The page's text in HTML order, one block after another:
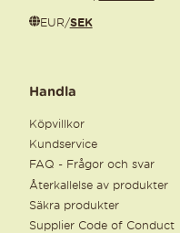
EUR/SEK
Handla
Köpvillkor
Kundservice
FAQ - Frågor och svar
Återkallelse av produkter
Säkra produkter
Supplier Code of Conduct